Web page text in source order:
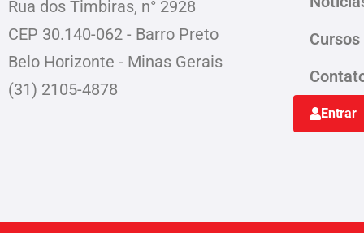
Rua dos Timbiras, n° 2928
CEP 30.140-062 - Barro Preto
Belo Horizonte - Minas Gerais
(31) 2105-4878
Cursos
Entrar